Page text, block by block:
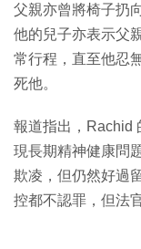
父親亦曾將椅子扔
他的兒子亦表示父
常行程，直至他忍
死他。
報道指出，Rachid
現長期精神健康問
欺凌，但仍然好過
控都不認罪，但法